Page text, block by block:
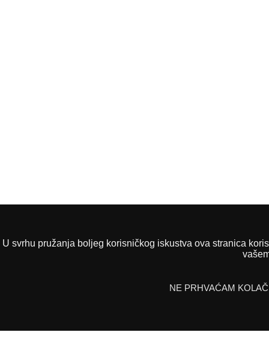
Open Banking
KONTAKTIRAJTE NAS
U svrhu pružanja boljeg korisničkog iskustva ova stranica
NE PRHVAĆAM